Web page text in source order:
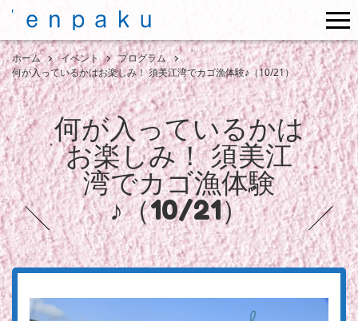
ホーム イベント
プログラム
何が入っているかはお楽しみ！ 須美江湾でカゴ漁体験♪（10/21）
何が入っているかは
お楽しみ！ 須美江
湾でカゴ漁体験
♪（10/21）